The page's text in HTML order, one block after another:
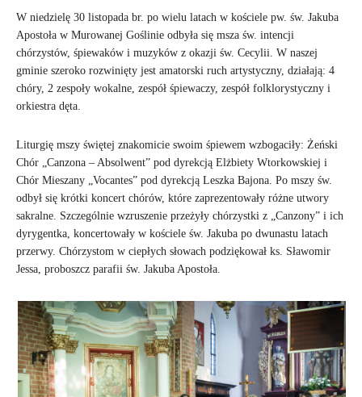
W niedzielę 30 listopada br. po wielu latach w kościele pw. św. Jakuba
Apostoła w Murowanej Goślinie odbyła się msza św. intencji
chórzystów, śpiewaków i muzyków z okazji św. Cecylii. W naszej
gminie szeroko rozwinięty jest amatorski ruch artystyczny, działają: 4
chóry, 2 zespoły wokalne, zespół śpiewaczy, zespół folklorystyczny i
orkiestra dęta.
Liturgię mszy świętej znakomicie swoim śpiewem wzbogaciły: Żeński
Chór „Canzona – Absolwent” pod dyrekcją Elżbiety Wtorkowskiej i
Chór Mieszany „Vocantes” pod dyrekcją Leszka Bajona. Po mszy św.
odbył się krótki koncert chórów, które zaprezentowały różne utwory
sakralne. Szczególnie wzruszenie przeżyły chórzystki z „Canzony” i ich
dyrygentka, koncertowały w kościele św. Jakuba po dwunastu latach
przerwy. Chórzystom w ciepłych słowach podziękował ks. Sławomir
Jessa, proboszcz parafii św. Jakuba Apostoła.